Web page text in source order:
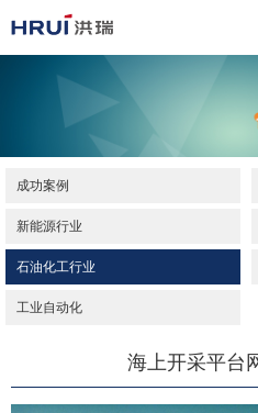
成功案例
新能源行业
石油化工行业
工业自动化
海上开采平台